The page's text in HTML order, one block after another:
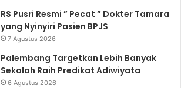
RS Pusri Resmi ” Pecat ” Dokter Tamara
yang Nyinyiri Pasien BPJS
7 Agustus 2026
Palembang Targetkan Lebih Banyak
Sekolah Raih Predikat Adiwiyata
6 Agustus 2026